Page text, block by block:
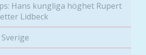
Hans kungliga höghet Rupert
Lidbeck
bra som